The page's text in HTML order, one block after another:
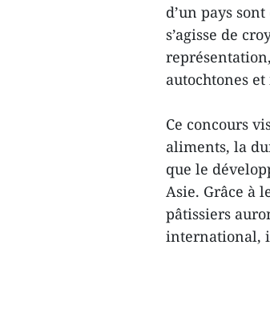
d’un pays
s’agisse de
autochtones
Ce concours
aliments, la
que le
Asie. Grâce à
pâtissiers
international,